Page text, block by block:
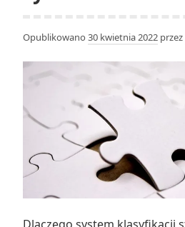
Opublikowano 30 kwietnia 2022 przez